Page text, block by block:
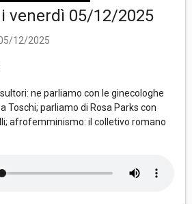
venerdì 05/12/2025
12/2025
ne parliamo con le ginecologhe
Toschi; parliamo di Rosa Parks con
afrofemminismo: il colletivo romano